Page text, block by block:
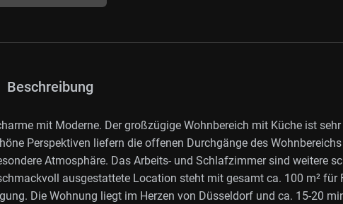
Beschreibung
mit Moderne. Der großzügige Wohnbereich mit Küche ist sehr
Perspektiven liefern die offenen Durchgänge des
Atmosphäre. Das Arbeits- und Schlafzimmer sind weitere
ausgestattete Location steht mit gesamt ca. 100 m² für
Die Wohnung liegt im Herzen von Düsseldorf und ca. 15-20